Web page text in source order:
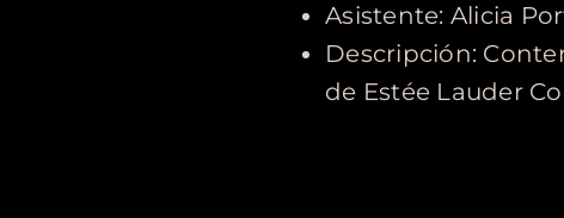
Asistente: Alicia
Descripción:
de Estée Lauder